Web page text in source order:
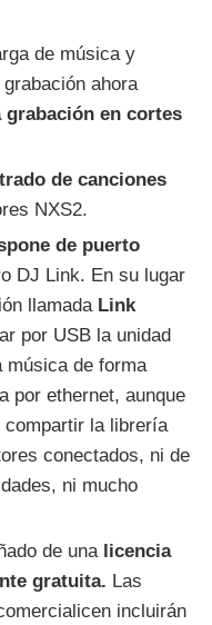
de música y
ahora
en cortes
de canciones
NXS2.
de puerto
DJ Link. En su lugar
llamada Link
por USB la unidad
música de forma
por ethernet, aunque
compartir la librería
conectados, ni de
ni mucho
de una licencia
gratuita. Las
incluirán